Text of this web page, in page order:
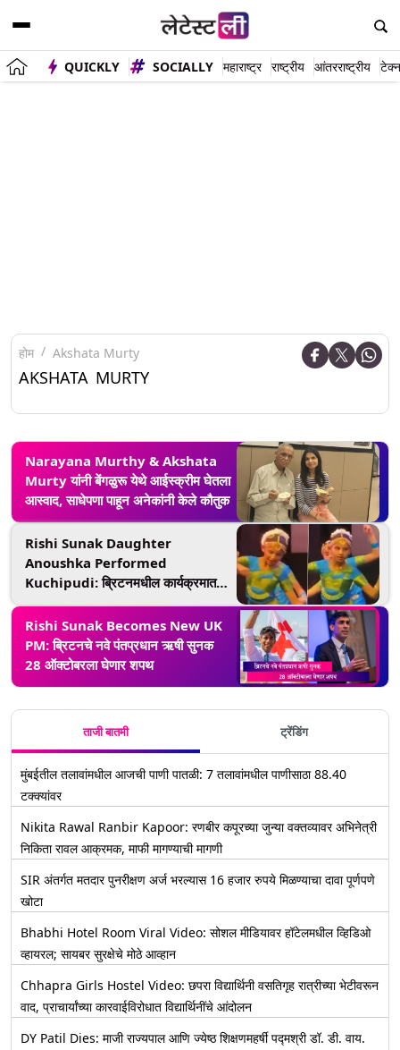
QUICKLY SOCIALLY महाराष्ट्र राष्ट्रीय आंतरराष्ट्रीय
होम Akshata Murty
AKSHATA MURTY
Narayana Murthy & Akshata
Murty यांनी बेंगळुरू येथे आईस्क्रीम घेतला
आस्वाद, साधेपणा पाहून अनेकांनी केले कौतुक
Rishi Sunak Daughter
Anoushka Performed
Kuchipudi: ब्रिटनमधील कार्यक्रमात
ऋषी सुनक यांची मुलगी अनुष्काने सादर केले
'कुचीपुडी' नृत्य, Watch Video
Rishi Sunak Becomes New UK
PM: ब्रिटनचे नवे पंतप्रधान ऋषी सुनक
28 ऑक्टोबरला घेणार शपथ
ताजी बातमी ट्रेंडिंग
मुंबईतील तलावांमधील आजची पाणी पातळी: 7 तलावांमधील पाणीसाठा 88.40
टक्क्यांवर
Nikita Rawal Ranbir Kapoor: रणबीर कपूरच्या जुन्या वक्तव्यावर अभिनेत्री
निकिता रावल आक्रमक, माफी मागण्याची मागणी
SIR अंतर्गत मतदार पुनरीक्षण अर्ज भरल्यास 16 हजार रुपये मिळण्याचा दावा पूर्णपणे
खोटा
Bhabhi Hotel Room Viral Video: सोशल मीडियावर हॉटेलमधील व्हिडिओ
व्हायरल; सायबर सुरक्षेचे मोठे आव्हान
Chhapra Girls Hostel Video: छपरा विद्यार्थिनी वसतिगृह रात्रीच्या भेटीवरून
वाद, प्राचार्यांच्या कारवाईविरोधात विद्यार्थिनींचे आंदोलन
DY Patil Dies: माजी राज्यपाल आणि ज्येष्ठ शिक्षणमहर्षी पद्मश्री डॉ. डी. वाय.